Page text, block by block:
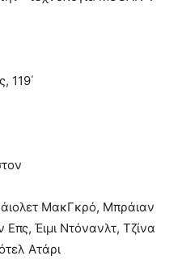
119΄
ΜακΓκρό, Μπράιαν
Έιμι Ντόνανλτ, Τζίνα
Ατάρι